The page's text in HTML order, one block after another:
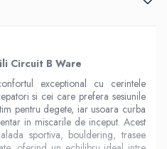
Circuit B Ware
exceptional cu cerintele
si cei care prefera sesiunile
pentru degete, iar usoara curba
in miscarile de inceput. Acest
sportiva, bouldering, trasee